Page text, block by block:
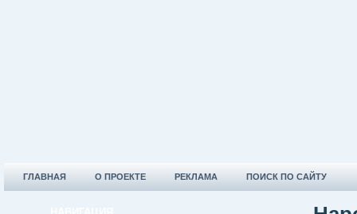
ГЛАВНАЯ О ПРОЕКТЕ РЕКЛАМА ПОИСК ПО САЙТУ